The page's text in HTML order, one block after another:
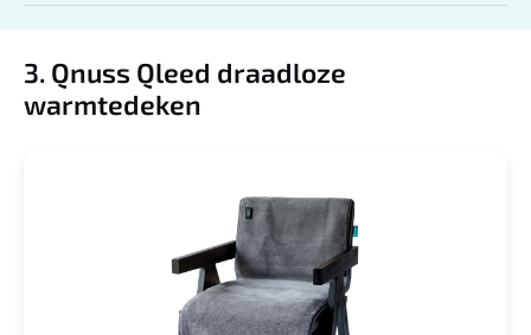
3. Qnuss Qleed draadloze
warmtedeken